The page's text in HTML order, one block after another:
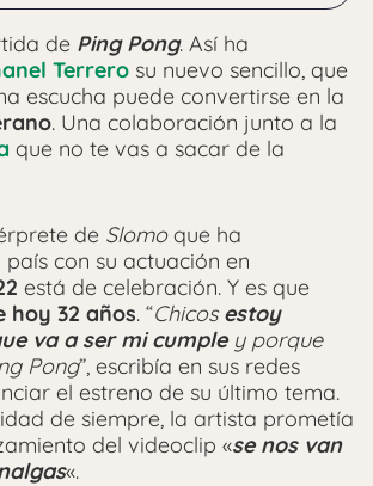
de Ping Pong. Así ha
Terrero su nuevo sencillo, que
escucha puede convertirse en la
. Una colaboración junto a la
que no te vas a sacar de la
de Slomoque ha
con su actuación en
está de celebración. Y es que
hoy 32 años. “Chicosestoy
va a ser mi cumpley porque
Pong”, escribía en sus redes
el estreno de su último tema.
de siempre, la artista prometía
del videoclip «se nos van
«.